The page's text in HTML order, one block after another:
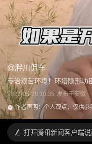
@胖川侃车
专治艰苦环境！环塔隐形功
2026-05-28 10:35 发布于安徽
作者声明：个人观点，仅供参
打开腾讯新闻客户端